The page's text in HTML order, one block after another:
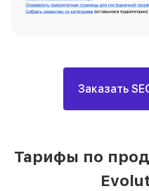
Заказать
Тарифы по